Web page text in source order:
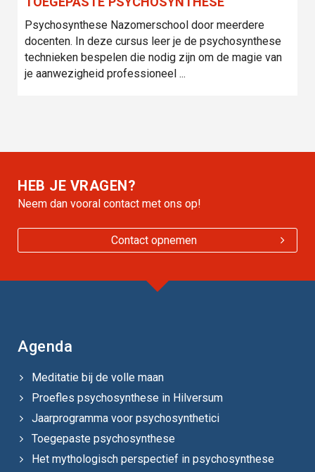
Psychosynthese Nazomerschool door meerdere
docenten. In deze cursus leer je de psychosynthese
technieken bespelen die nodig zijn om de magie van
je aanwezigheid professioneel ...
HEB JE VRAGEN?
Neem dan vooral contact met ons op!
Contact opnemen
Agenda
Meditatie bij de volle maan
Proefles psychosynthese in Hilversum
Jaarprogramma voor psychosynthetici
Toegepaste psychosynthese
Het mythologisch perspectief in psychosynthese